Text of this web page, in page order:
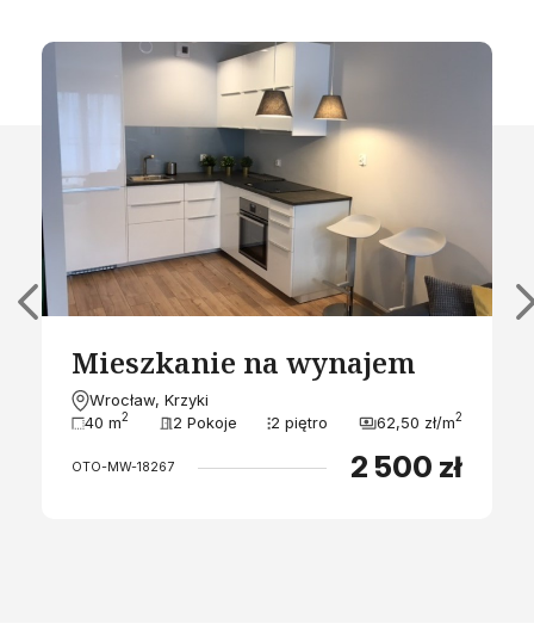
Mieszkanie na wynajem
Wrocław, Krzyki
40 m2 2 Pokoje 2 piętro 62,50 zł/m2
OTO-MW-18267 2 500 zł